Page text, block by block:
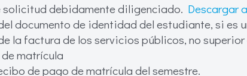
solicitud debidamente diligenciado. Descargar
documento de identidad del estudiante, si es
la factura de los servicios públicos, no
matrícula
de pago de matrícula del semestre.